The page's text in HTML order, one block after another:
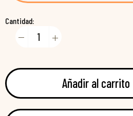
Cantidad:
Añadir al carrito